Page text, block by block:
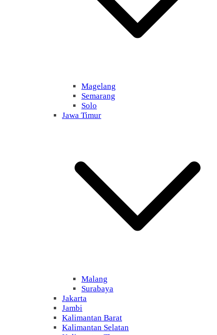
Magelang
Semarang
Solo
Jawa Timur
Malang
Surabaya
Jakarta
Jambi
Kalimantan Barat
Kalimantan Selatan